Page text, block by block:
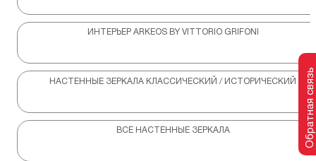
ИНТЕРЬЕР ARKEOS BY VITTORIO GRIFONI
НАСТЕННЫЕ ЗЕРКАЛА КЛАССИЧЕСКИЙ / ИСТОРИЧЕСКИЙ
ВСЕ НАСТЕННЫЕ ЗЕРКАЛА Обратная связь